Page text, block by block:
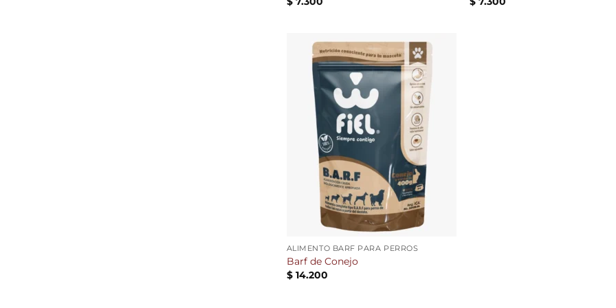
Añadir
a la
lista de
deseos
ALIMENTO BARF PARA PERROS
Barf de Conejo
$14.200